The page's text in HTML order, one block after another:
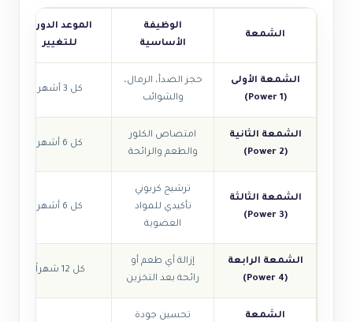
الشمعة
الوظيفة
الأساسية
الموعد الدوري
للتغيير
الشمعة الأولى
(Power 1)
حجز الصدأ، الرمال،
والشوائب
كل 3 أشهر
الشمعة الثانية
(Power 2)
امتصاص الكلور
والطعم والرائحة
كل 6 أشهر
الشمعة الثالثة
(Power 3)
ترشيح كربوني
تأكيدي للمواد
العضوية
كل 6 أشهر
الشمعة الرابعة
(Power 4)
إزالة أي طعم أو
رائحة بعد التخزين
كل 12 شهراً
الشمعة
تحسين جودة